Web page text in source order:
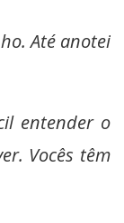
Até anotei
entender o
Vocês têm